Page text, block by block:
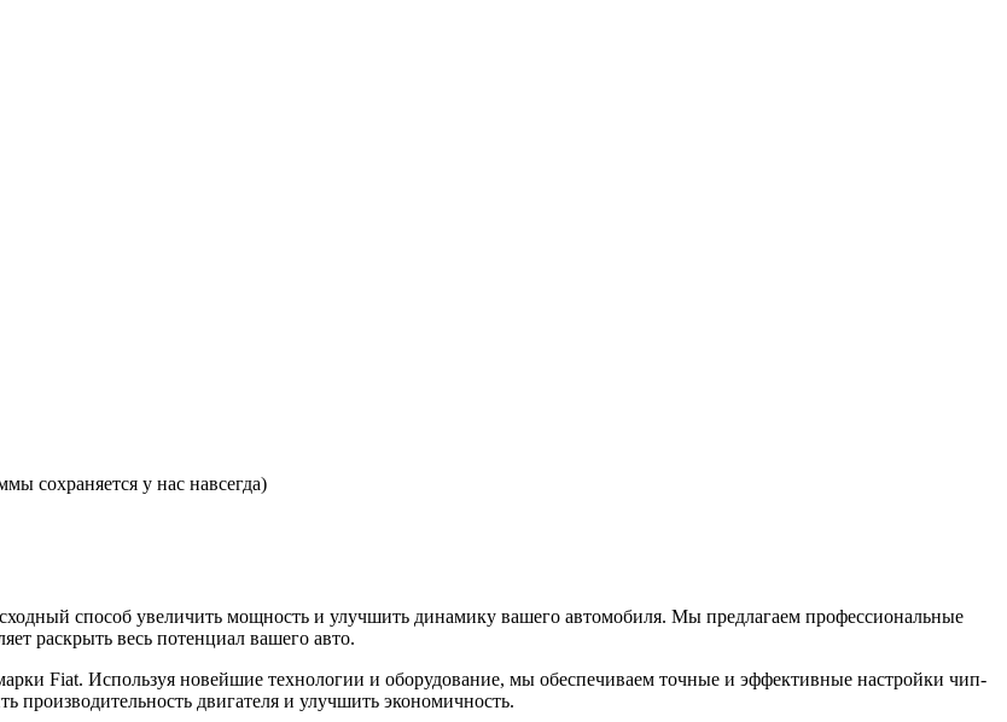
сохраняется у нас навсегда)
способ увеличить мощность и улучшить динамику вашего автомобиля. Мы предлагаем профессиональные
раскрыть весь потенциал вашего авто.
Fiat. Используя новейшие технологии и оборудование, мы обеспечиваем точные и эффективные настройки чип-
производительность двигателя и улучшить экономичность.